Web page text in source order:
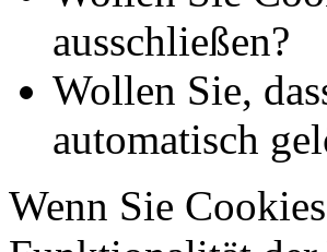
ausschließen?
Wollen Sie,
automatisch
Wenn Sie